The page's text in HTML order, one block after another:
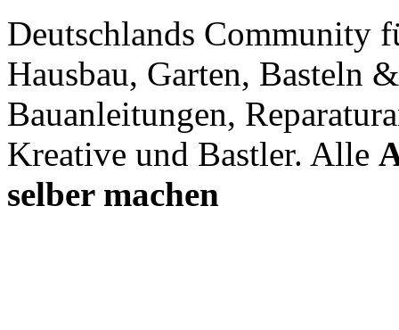
Deutschlands Community
Hausbau, Garten, Basteln
Bauanleitungen,
Kreative und Bastler. Alle
selber machen